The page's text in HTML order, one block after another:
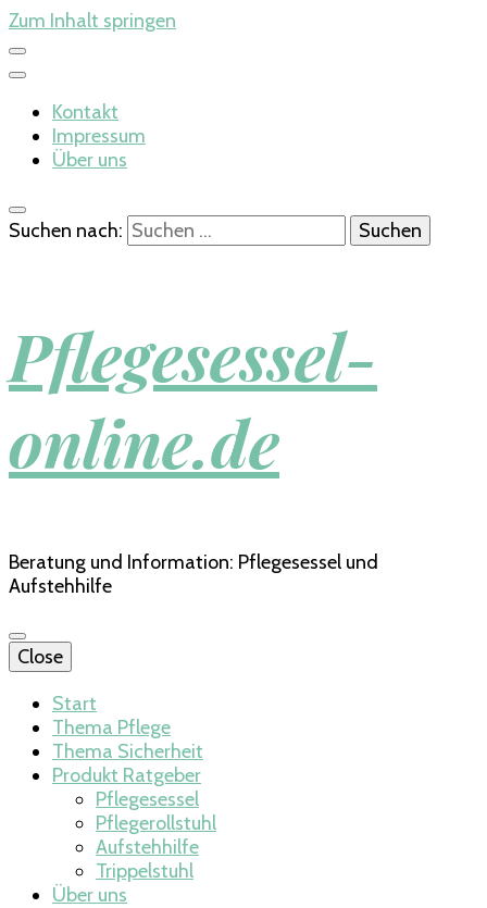
Zum Inhalt springen
Kontakt
Impressum
Über uns
Suchen nach:
Pflegesessel-
online.de
Beratung und Information: Pflegesessel und
Aufstehhilfe
Close
Start
Thema Pflege
Thema Sicherheit
Produkt Ratgeber
Pflegesessel
Pflegerollstuhl
Aufstehhilfe
Trippelstuhl
Über uns